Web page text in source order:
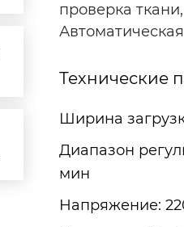
проверка
Технические
Ширина
Диапазон
мин